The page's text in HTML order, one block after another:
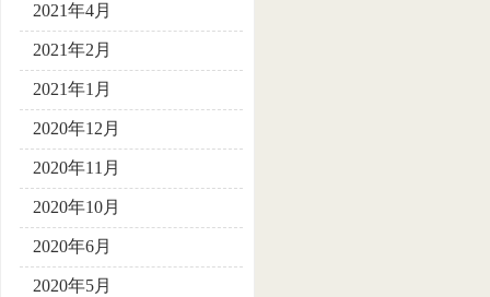
2021年4月
2021年2月
2021年1月
2020年12月
2020年11月
2020年10月
2020年6月
2020年5月